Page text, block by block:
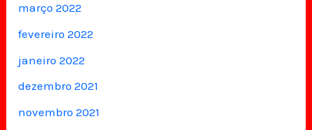
março 2022
fevereiro 2022
janeiro 2022
dezembro 2021
novembro 2021